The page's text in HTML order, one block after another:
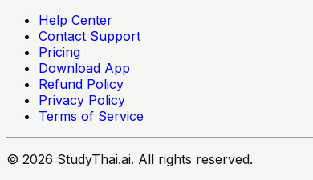
Help Center
Contact Support
Pricing
Download App
Refund Policy
Privacy Policy
Terms of Service
© 2026 StudyThai.ai. All rights reserved.